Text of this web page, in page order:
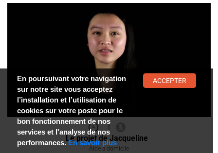
|
Le projet de Jacqueline
Aide à domicile
En poursuivant votre navigation
sur notre site vous acceptez
l’installation et l’utilisation de
cookies sur votre poste pour le
bon fonctionnement de nos
services et l'analyse de nos
performances.En savoir plus
ACCEPTER